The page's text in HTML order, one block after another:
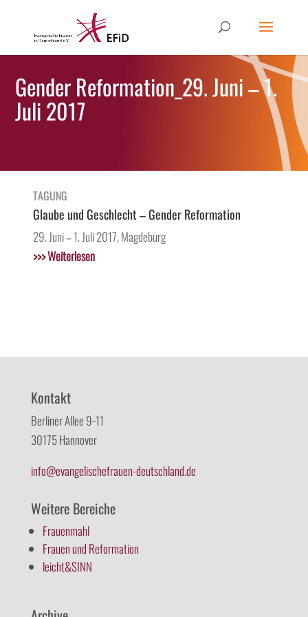
Gender Reformation_29. Juni – 1.
Juli 2017
TAGUNG
Glaube und Geschlecht – Gender Reformation
29. Juni – 1. Juli 2017, Magdeburg
>>>Weiterlesen
Kontakt
Berliner Allee 9-11
30175 Hannover
info@evangelischefrauen-deutschland.de
Weitere Bereiche
Frauenmahl
Frauen und Reformation
leicht&SINN